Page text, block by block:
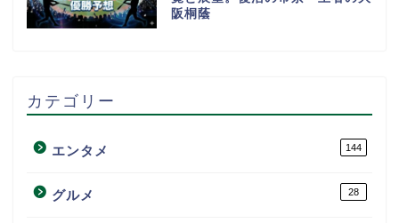
阪桐蔭
カテゴリー
エンタメ 144
グルメ 28